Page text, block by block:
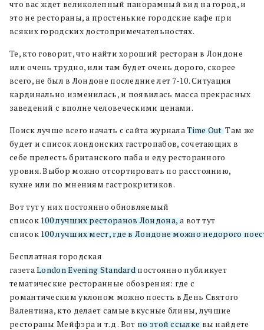
что вас ждет великолепный панорамный вид на город, и
это не рестораны, а простенькие городские кафе при
всяких городских достопримечательностях.
Те, кто говорит, что найти хороший ресторан в Лондоне
или очень трудно, или там будет очень дорого, скорее
всего, не был в Лондоне последние лет 7-10. Ситуация
кардинально изменилась, и появилась масса прекрасных
заведений с вполне человеческими ценами.
Поиск лучше всего начать с сайта журналаTime Out. Там же
будет и список лондонских гастропабов, сочетающих в
себе прелесть британского паба и еду ресторанного
уровня. Выбор можно отсортировать по расстоянию,
кухне или по мнениям гастрокритиков.
Вот тут у них постоянно обновляемый
список 100 лучших ресторанов Лондона,а вот тут
список 100 лучших мест, где в Лондоне можно недорого
Бесплатная городская
газетаLondon Evening Standardпостоянно публикует
тематические ресторанные обозрения: где с
романтическим уклоном можно поесть в День Святого
Валентина, кто делает самые вкусные блины, лучшие
рестораны Мейфэра и т.д . Вот по этой ссылкевы найдете